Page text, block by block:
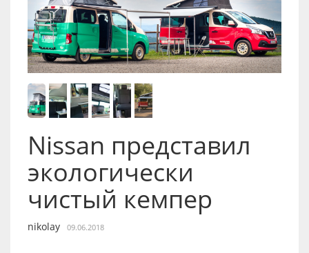
Nissan представил
экологически
чистый кемпер
nikolay 09.06.2018